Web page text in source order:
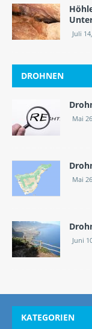
Juli
DROHNEN
Mai
Mai
Juni
KATEGORIEN